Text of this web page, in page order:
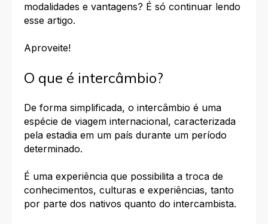
modalidades e vantagens? É só continuar lendo
esse artigo.
Aproveite!
O que é intercâmbio?
De forma simplificada, o intercâmbio é uma
espécie de viagem internacional, caracterizada
pela estadia em um país durante um período
determinado.
É uma experiência que possibilita a troca de
conhecimentos, culturas e experiências, tanto
por parte dos nativos quanto do intercambista.